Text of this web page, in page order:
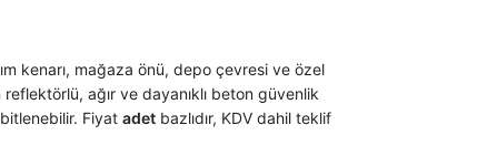
kenarı, mağaza önü, depo çevresi ve özel
reflektörlü, ağır ve dayanıklı beton güvenlik
Fiyat adetbazlıdır, KDV dahil teklif